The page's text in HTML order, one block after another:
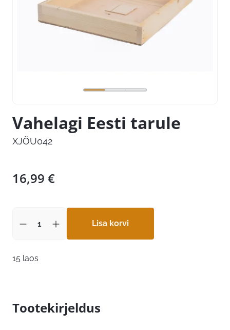
Vahelagi Eesti tarule
XJÕU042
16,99 €
Lisa korvi
15 laos
Tootekirjeldus